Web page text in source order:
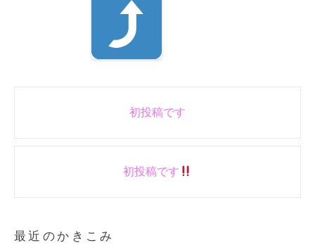
初投稿です
初投稿です
最近のかきこみ